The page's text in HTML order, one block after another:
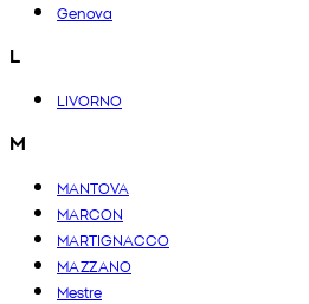
Genova
L
LIVORNO
M
MANTOVA
MARCON
MARTIGNACCO
MAZZANO
Mestre